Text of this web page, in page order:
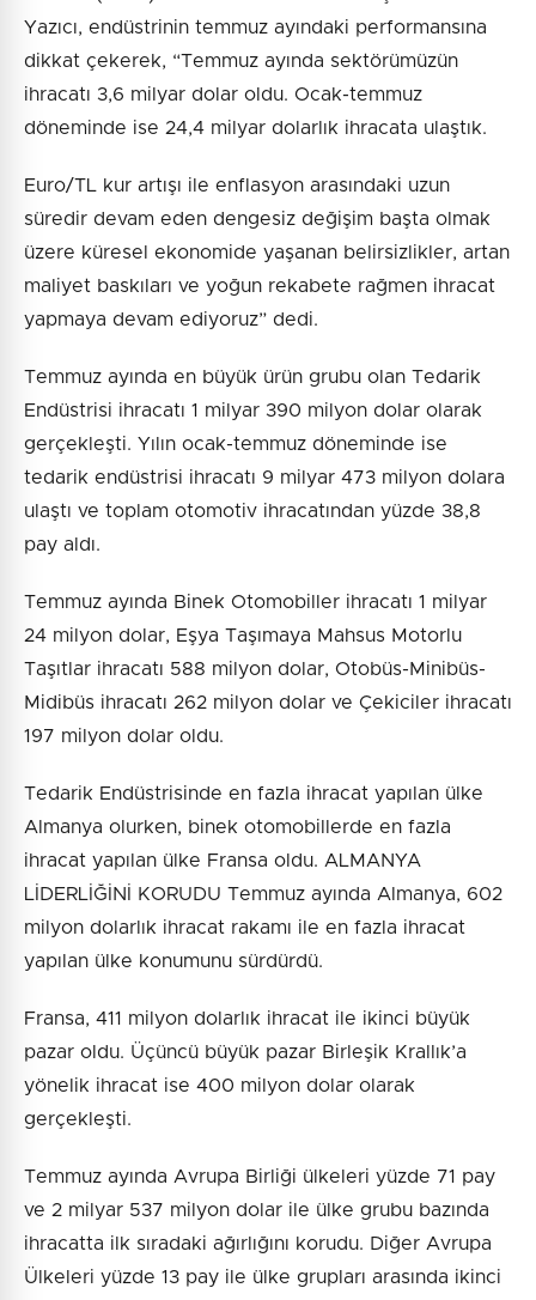
Yazıcı, endüstrinin temmuz ayındaki performansına
dikkat çekerek, “Temmuz ayında sektörümüzün
ihracatı 3,6 milyar dolar oldu. Ocak-temmuz
döneminde ise 24,4 milyar dolarlık ihracata ulaştık.
Euro/TL kur artışı ile enflasyon arasındaki uzun
süredir devam eden dengesiz değişim başta olmak
üzere küresel ekonomide yaşanan belirsizlikler, artan
maliyet baskıları ve yoğun rekabete rağmen ihracat
yapmaya devam ediyoruz” dedi.
Temmuz ayında en büyük ürün grubu olan Tedarik
Endüstrisi ihracatı 1 milyar 390 milyon dolar olarak
gerçekleşti. Yılın ocak-temmuz döneminde ise
tedarik endüstrisi ihracatı 9 milyar 473 milyon dolara
ulaştı ve toplam otomotiv ihracatından yüzde 38,8
pay aldı.
Temmuz ayında Binek Otomobiller ihracatı 1 milyar
24 milyon dolar, Eşya Taşımaya Mahsus Motorlu
Taşıtlar ihracatı 588 milyon dolar, Otobüs-Minibüs-
Midibüs ihracatı 262 milyon dolar ve Çekiciler ihracatı
197 milyon dolar oldu.
Tedarik Endüstrisinde en fazla ihracat yapılan ülke
Almanya olurken, binek otomobillerde en fazla
ihracat yapılan ülke Fransa oldu. ALMANYA
LİDERLİĞİNİ KORUDU Temmuz ayında Almanya, 602
milyon dolarlık ihracat rakamı ile en fazla ihracat
yapılan ülke konumunu sürdürdü.
Fransa, 411 milyon dolarlık ihracat ile ikinci büyük
pazar oldu. Üçüncü büyük pazar Birleşik Krallık’a
yönelik ihracat ise 400 milyon dolar olarak
gerçekleşti.
Temmuz ayında Avrupa Birliği ülkeleri yüzde 71 pay
ve 2 milyar 537 milyon dolar ile ülke grubu bazında
ihracatta ilk sıradaki ağırlığını korudu. Diğer Avrupa
Ülkeleri yüzde 13 pay ile ülke grupları arasında ikinci